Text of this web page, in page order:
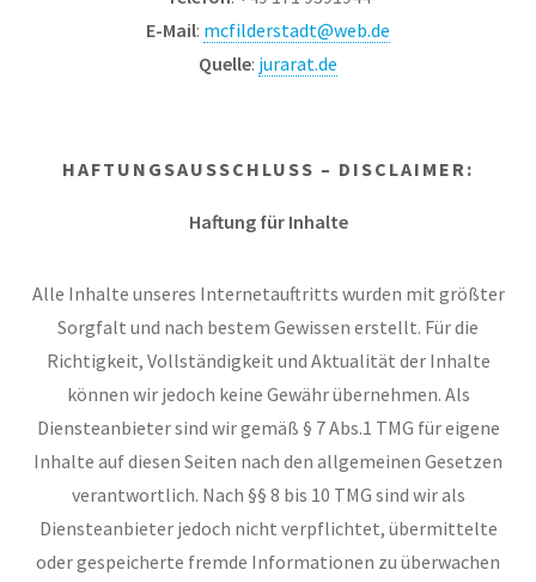
E-Mail: mcfilderstadt@web.de
Quelle: jurarat.de
HAFTUNGSAUSSCHLUSS – DISCLAIMER:
Haftung für Inhalte
Alle Inhalte unseres Internetauftritts wurden mit größter
Sorgfalt und nach bestem Gewissen erstellt. Für die
Richtigkeit, Vollständigkeit und Aktualität der Inhalte
können wir jedoch keine Gewähr übernehmen. Als
Diensteanbieter sind wir gemäß § 7 Abs.1 TMG für eigene
Inhalte auf diesen Seiten nach den allgemeinen Gesetzen
verantwortlich. Nach §§ 8 bis 10 TMG sind wir als
Diensteanbieter jedoch nicht verpflichtet, übermittelte
oder gespeicherte fremde Informationen zu überwachen